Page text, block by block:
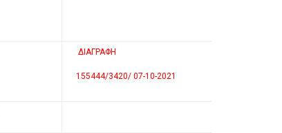
ΔΙΑΓΡΑΦΗ
155444/3420/ 07-10-2021